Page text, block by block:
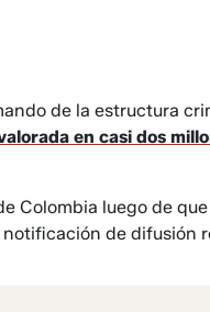
de la estructura
en casi dos
Colombia luego de
notificación de difusión